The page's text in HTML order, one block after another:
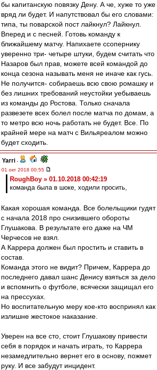
бы капитанскую повязку Дену. А че, хуже то уже
вряд ли будет. И напутствовал бы его словами:
типа, ты поварской пост лайкнул? Лайкнул.
Вперед и с песней. Готовь команду к
ближайшему матчу. Напихаете ссопернику
уверенно три- четыре штуки, будем считать что
Назаров был прав, можете всей командой до
конца сезона называть меня не иначе как гусь.
Не получится- собираешь всю свою ромашку и
без лишних требований неустойки уебываешь
из команды до Ростова. Только сначала
развезете всех болел после матча по домам, а
то метро всю ночь работать не будет. Все. По
крайней мере на матч с Вильяреалом можно
будет сходить.
Yarri -
01 окт 2018 00:55
RoughBoy » 01.10.2018 00:42:19
команда была в шоке, ходили просить,
Какая хорошая команда. Все болельщики гудят
с начала 2018 про снизившего обороты
Глушакова. В результате его даже на ЧМ
Черчесов не взял.
А Каррера должен был простить и ставить в
состав.
Команда этого не видит? Причем, Каррера до
последнего давал шанс Денису взяться за дело
и вспомнить о футболе, всячески защищал его
на прессухах.
Но воспитательную меру кое-кто воспринял как
излишне жестокое наказание.
Уверен на все сто, стоит Глушакову привести
себя в порядок и начать играть, то Каррера
незамедлительно вернет его в основу, пожмет
руку. И все забудут инцидент.